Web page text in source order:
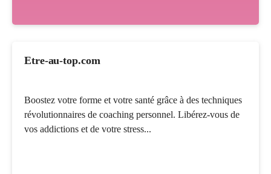
Etre-au-top.com
Boostez votre forme et votre santé grâce à des techniques
révolutionnaires de coaching personnel. Libérez-vous de
vos addictions et de votre stress...